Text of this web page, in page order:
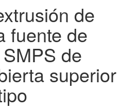
de
fuente de
de
superior